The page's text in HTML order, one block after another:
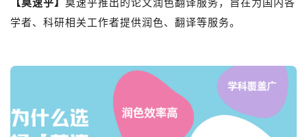
【莫速乎】 莫速乎推出的论文润色翻译服务，旨在为国内各
学者、科研相关工作者提供润色、翻译等服务。